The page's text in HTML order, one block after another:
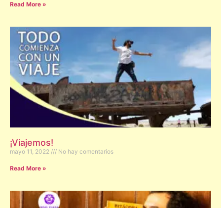
Read More »
¡Viajemos!
mayo 11, 2022 No hay comentarios
Read More »